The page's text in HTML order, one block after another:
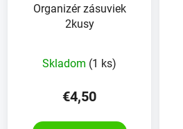
Organizér zásuviek
2kusy
Skladom (1 ks)
€4,50